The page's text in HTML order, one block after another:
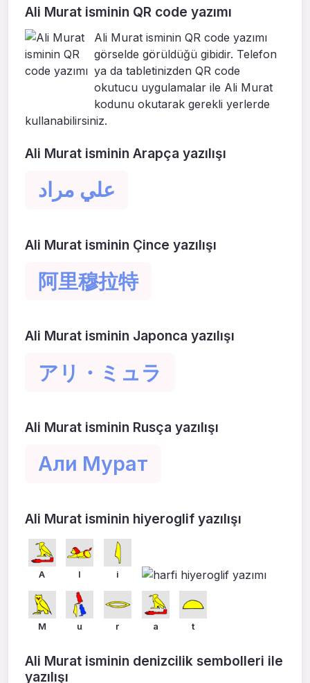
Ali Murat isminin QR code yazımı
Ali Murat isminin QR code yazımı
görselde görüldüğü gibidir. Telefon
ya da tabletinizden QR code
okutucu uygulamalar ile Ali Murat
kodunu okutarak gerekli yerlerde
kullanabilirsiniz.
Ali Murat isminin Arapça yazılışı
علي مراد
Ali Murat isminin Çince yazılışı
阿里穆拉特
Ali Murat isminin Japonca yazılışı
アリ・ミュラ
Ali Murat isminin Rusça yazılışı
Али Мурат
Ali Murat isminin hiyeroglif yazılışı
A l i
M u r a t
Ali Murat isminin denizcilik sembolleri ile
yazılışı